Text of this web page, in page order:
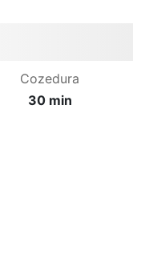
Cozedura
30 min